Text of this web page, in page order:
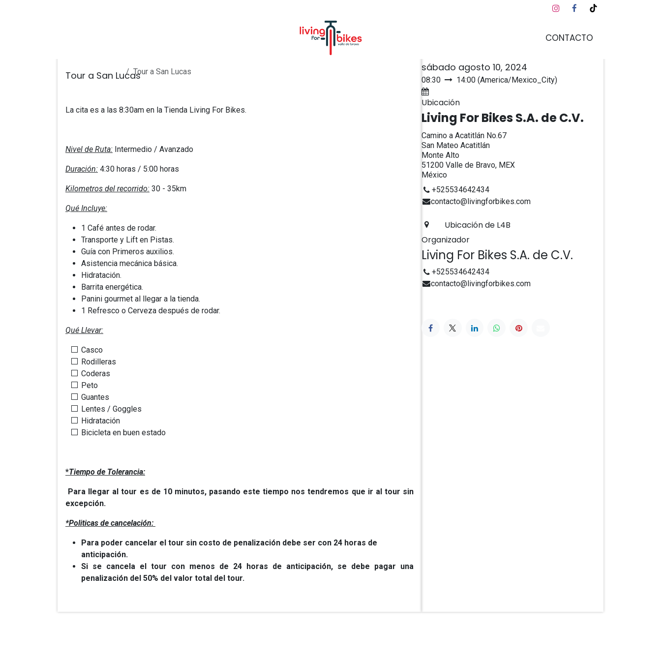
CONTACTO CONTACTO
Todos los eventos Tour a San Lucas
Tour a San Lucas
La cita es a las 8:30am en la Tienda Living For Bikes.
Nivel de Ruta: Intermedio / Avanzado
Duración: 4:30 horas / 5:00 horas
Kilometros del recorrido: 30 - 35km
Qué Incluye:
1 Café antes de rodar.
Transporte y Lift en Pistas.
Guía con Primeros auxilios.
Asistencia mecánica básica.
Hidratación.
Barrita energética.
Panini gourmet al llegar a la tienda.
1 Refresco o Cerveza después de rodar.
Qué Llevar:
Casco
Rodilleras
Coderas
Peto
Guantes
Lentes / Goggles
Hidratación
Bicicleta en buen estado
*Tiempo de Tolerancia:
Para llegar al tour es de 10 minutos, pasando este tiempo nos tendremos que ir al tour sin
excepción.
*Politicas de cancelación:
Para poder cancelar el tour sin costo de penalización debe ser con 24 horas de
anticipación.
Si se cancela el tour con menos de 24 horas de anticipación, se debe pagar una
penalización del 50% del valor total del tour.
sábado agosto 10, 2024
08:30 14:00 (America/Mexico_City)
Ubicación
Living For Bikes S.A. de C.V.
Camino a Acatitlán No.67
San Mateo Acatitlán
Monte Alto
51200 Valle de Bravo, MEX
México
+525534642434
contacto@livingforbikes.com
Ubicación de L4B
Organizador
Living For Bikes S.A. de C.V.
+525534642434
contacto@livingforbikes.com